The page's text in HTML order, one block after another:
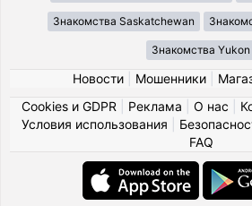
Знакомства Saskatchewan
Знакомства Yukon
Новости| Мошенники|
Cookies и GDPR
Реклама О нас
Условия использования
FAQ